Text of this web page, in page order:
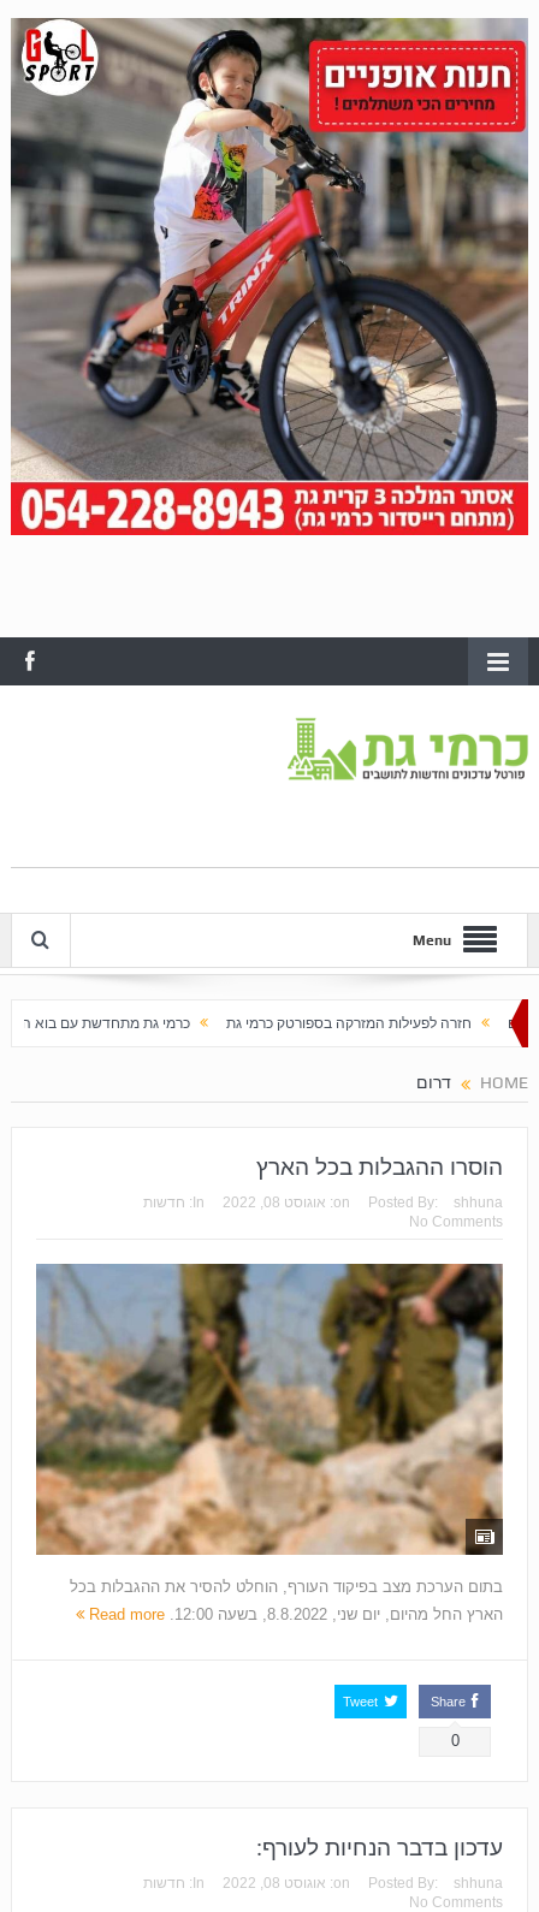
Menu
המזרקה בספורטק כרמי גת כרמי גת מתחדשת עם בוא האביב עלייה חדה במחירי
HOME דרום
הוסרו ההגבלות בכל הארץ
Posted By: shhuna
on: אוגוסט 08, 2022 In:
חדשות
No Comments
בתום הערכת מצב בפיקוד העורף, הוחלט להסיר את ההגבלות בכל
הארץ החל מהיום, יום שני, 8.8.2022, בשעה 12:00.
Read more
Share
0
Tweet
עדכון בדבר הנחיות לעורף:
Posted By: shhuna
on: אוגוסט 08, 2022 In:
חדשות
No Comments